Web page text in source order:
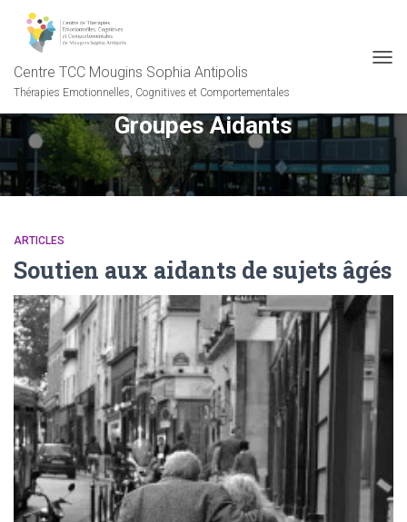
Centre TCC Mougins Sophia Antipolis
Thérapies Emotionnelles, Cognitives et Comportementales
Groupes Aidants
ARTICLES
Soutien aux aidants de sujets âgés